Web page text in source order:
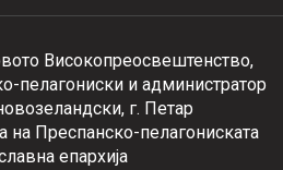
Високопреосвештенство,
пелагониски и администратор
г. Петар
Преспанско-пелагониската
епархија